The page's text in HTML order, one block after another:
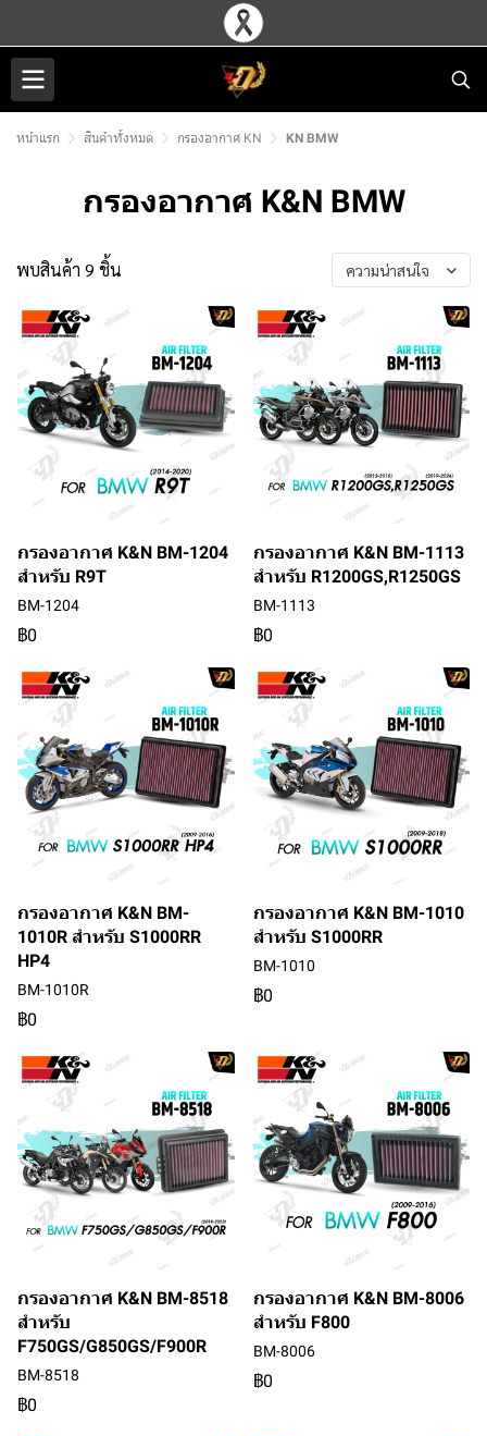
หน้าแรก สินค้าทั้งหมด กรองอากาศ KN KN BMW
กรองอากาศ K&N BMW
พบสินค้า 9 ชิ้น ความน่าสนใจ
กรองอากาศ K&N BM-1204
สำหรับ R9T
BM-1204
฿0
กรองอากาศ K&N BM-1113
สำหรับ R1200GS,R1250GS
BM-1113
฿0
กรองอากาศ K&N BM-
1010R สำหรับ S1000RR
HP4
BM-1010R
฿0
กรองอากาศ K&N BM-1010
สำหรับ S1000RR
BM-1010
฿0
กรองอากาศ K&N BM-8518
สำหรับ
F750GS/G850GS/F900R
BM-8518
฿0
กรองอากาศ K&N BM-8006
สำหรับ F800
BM-8006
฿0